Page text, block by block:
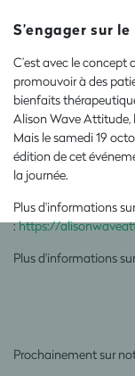
S’engager sur
C’est avec le concept
promouvoir à des
bienfaits
Alison Wave Attitude,
Mais le samedi 19
édition de cet
la journée.
Plus d'informations
:https://
Plus d'informations
Prochainement sur